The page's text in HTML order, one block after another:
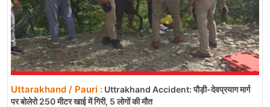
Uttarakhand / Pauri : Uttrakhand Accident: पौड़ी-देवप्रयाग मार्ग
पर बोलेरो 250 मीटर खाई में गिरी, 5 लोगों की मौत